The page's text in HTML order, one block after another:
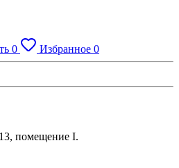
0 Избранное 0
помещение I.